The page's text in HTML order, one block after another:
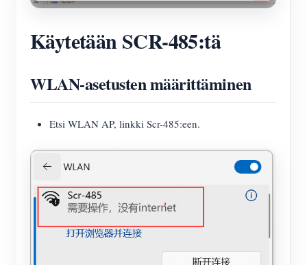
Käytetään SCR-485:tä
WLAN-asetusten määrittäminen
Etsi WLAN AP, linkki Scr-485:een.